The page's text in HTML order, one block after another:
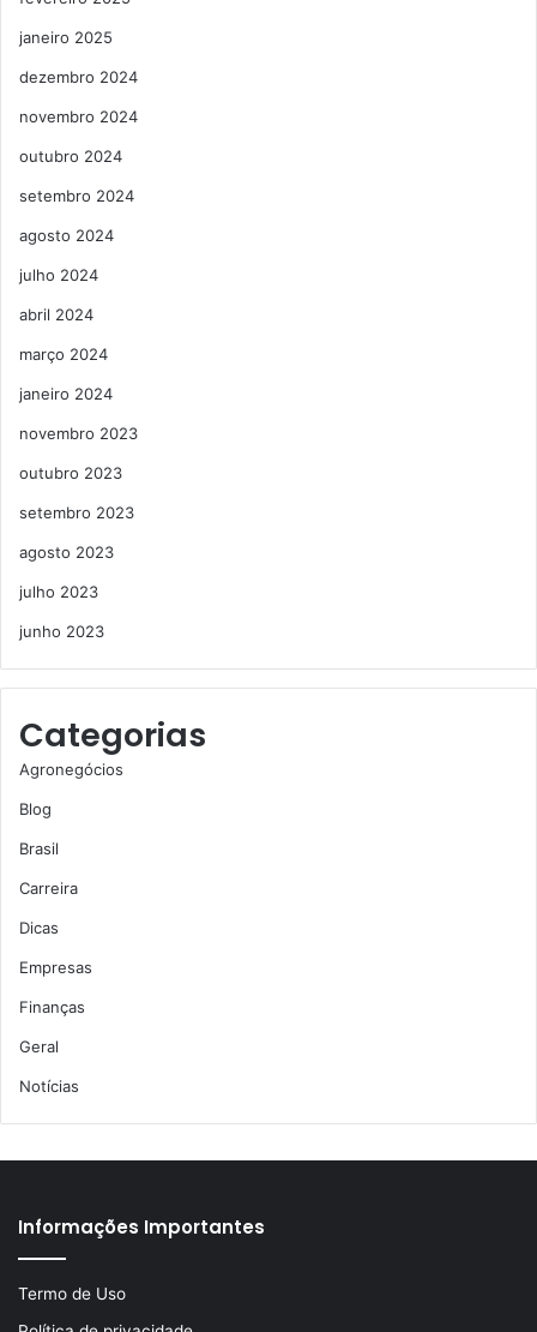
janeiro 2025
dezembro 2024
novembro 2024
outubro 2024
setembro 2024
agosto 2024
julho 2024
abril 2024
março 2024
janeiro 2024
novembro 2023
outubro 2023
setembro 2023
agosto 2023
julho 2023
junho 2023
Categorias
Agronegócios
Blog
Brasil
Carreira
Dicas
Empresas
Finanças
Geral
Notícias
Informações Importantes
Termo de Uso